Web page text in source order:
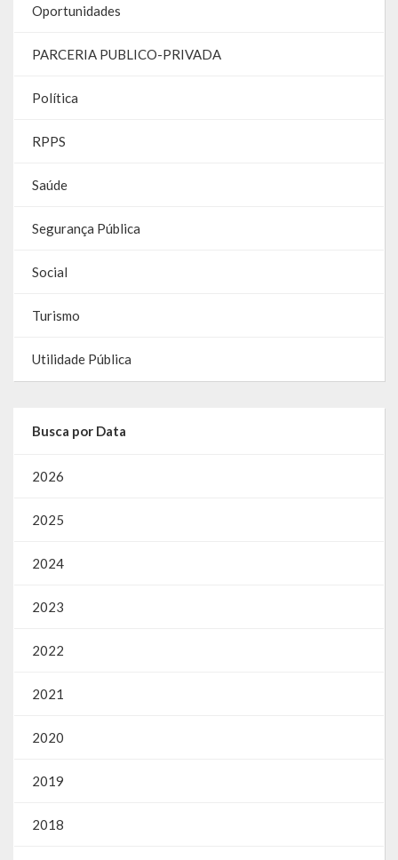
Gestão Saúde – GOVBR
Oportunidades
PARCERIA PUBLICO-PRIVADA
Política
RPPS
Saúde
Segurança Pública
Social
Turismo
Utilidade Pública
Busca por Data
2026
2025
2024
2023
2022
2021
2020
2019
2018